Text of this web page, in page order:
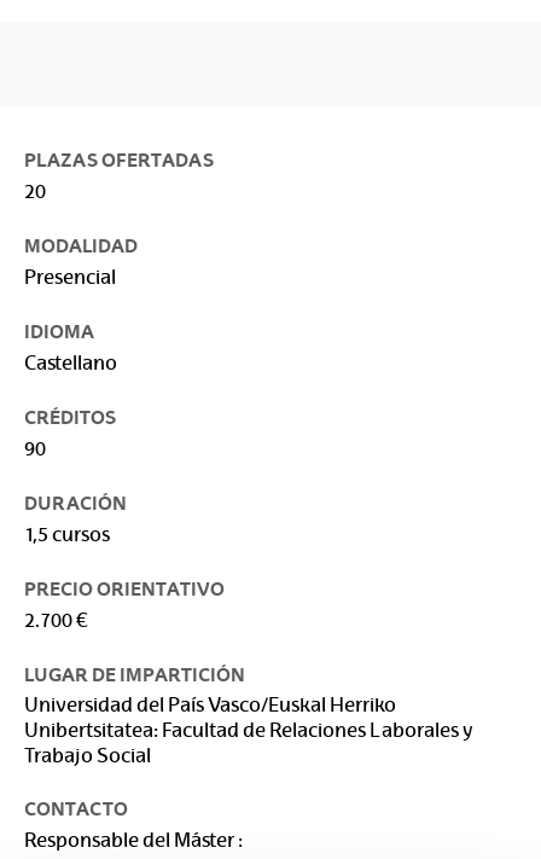
PLAZAS OFERTADAS
20
MODALIDAD
Presencial
IDIOMA
Castellano
CRÉDITOS
90
DURACIÓN
1,5 cursos
PRECIO ORIENTATIVO
2.700 €
LUGAR DE IMPARTICIÓN
Universidad del País Vasco/Euskal Herriko
Unibertsitatea: Facultad de Relaciones Laborales y
Trabajo Social
CONTACTO
Responsable del Máster :